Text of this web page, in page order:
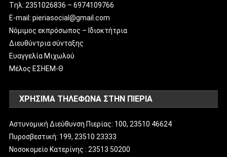
Tηλ: 2351026836 – 6974109766
E-mail: pieriasocial@gmail.com
Νόμιμος εκπρόσωπος – Ιδιοκτήτρια
Διευθύντρια σύνταξης
Ευαγγελία Μιχωλού
Μέλος ΕΣΗΕΜ-Θ
ΧΡΗΣΙΜΑ ΤΗΛΕΦΩΝΑ ΣΤΗΝ ΠΙΕΡΙΑ
Αστυνομική Διεύθυνση Πιερίας: 100, 23510 46624
Πυροσβεστική: 199, 23510 23333
Νοσοκομείο Κατερίνης : 23513 50200